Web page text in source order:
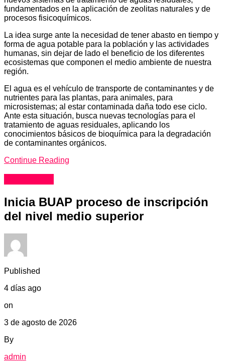
fundamentados en la aplicación de zeolitas naturales y de
procesos fisicoquímicos.
La idea surge ante la necesidad de tener abasto en tiempo y
forma de agua potable para la población y las actividades
humanas, sin dejar de lado el beneficio de los diferentes
ecosistemas que componen el medio ambiente de nuestra
región.
El agua es el vehículo de transporte de contaminantes y de
nutrientes para las plantas, para animales, para
microsistemas; al estar contaminada daña todo ese ciclo.
Ante esta situación, busca nuevas tecnologías para el
tratamiento de aguas residuales, aplicando los
conocimientos básicos de bioquímica para la degradación
de contaminantes orgánicos.
Continue Reading
Inicia BUAP proceso de inscripción
del nivel medio superior
Published
4 días ago
on
3 de agosto de 2026
By
admin